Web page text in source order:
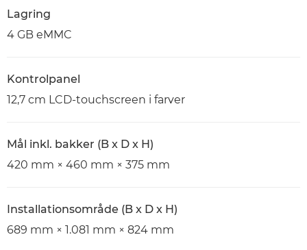
Lagring
4 GB eMMC
Kontrolpanel
12,7 cm LCD-touchscreen i farver
Mål inkl. bakker (B x D x H)
420 mm × 460 mm × 375 mm
Installationsområde (B x D x H)
689 mm × 1.081 mm × 824 mm